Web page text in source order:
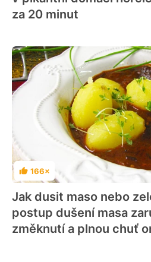
za 20 minut
Hodnocení
166×
Jak dusit maso nebo
postup dušení masa
změknutí a plnou chuť